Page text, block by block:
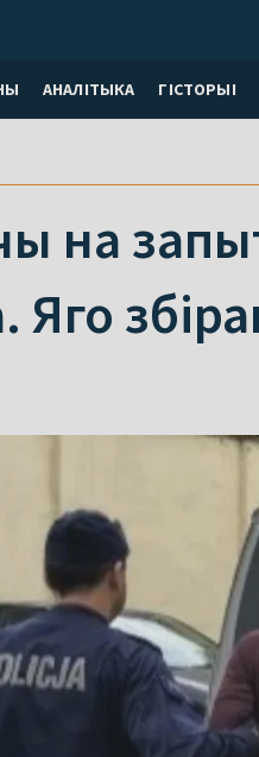
АНАЛІТЫКА ГІСТОРЫІ
на
Яго